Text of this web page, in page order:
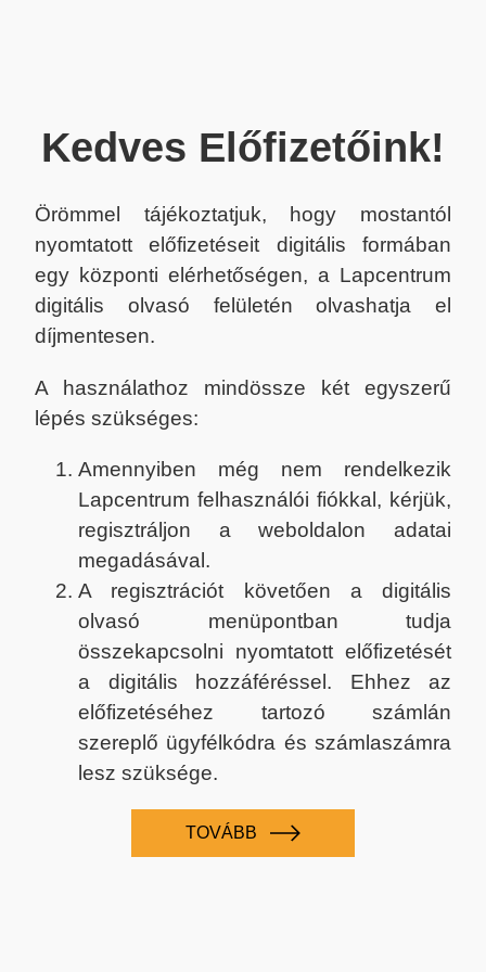
Kedves Előfizetőink!
Örömmel tájékoztatjuk, hogy mostantól
nyomtatott előfizetéseit digitális formában
egy központi elérhetőségen, a Lapcentrum
digitális olvasó felületén olvashatja el
díjmentesen.
A használathoz mindössze két egyszerű
lépés szükséges:
Amennyiben még nem rendelkezik
Lapcentrum felhasználói fiókkal, kérjük,
regisztráljon a weboldalon adatai
megadásával.
A regisztrációt követően a digitális
olvasó menüpontban tudja
összekapcsolni nyomtatott előfizetését
a digitális hozzáféréssel. Ehhez az
előfizetéséhez tartozó számlán
szereplő ügyfélkódra és számlaszámra
lesz szüksége.
TOVÁBB